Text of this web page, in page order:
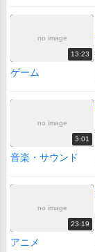
no image
13:23
ゲーム
no image
3:01
音楽・サウンド
no image
23:19
アニメ